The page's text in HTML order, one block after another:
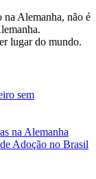
na Alemanha, não é
lugar do mundo.
sem
na Alemanha
Adoção no Brasil